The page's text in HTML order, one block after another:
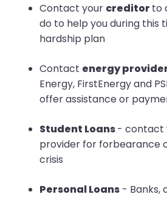
Contact your creditor to
do to help you during this
hardship plan
Contact energy
Energy, FirstEnergy and
offer assistance or
Student Loans- contact
provider for forbearance
crisis
Personal Loans - Banks,